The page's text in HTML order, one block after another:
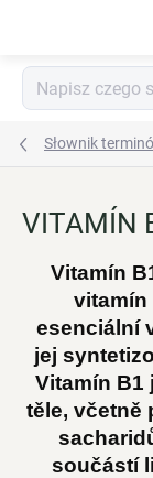
Słownik
VITAMÍN
Vitamín
vitamín
esenciální
jej
Vitamín B1
těle, včetně
součástí